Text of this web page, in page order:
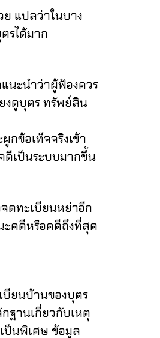
แปลว่าในบาง
รได้มาก
นะนำว่าผู้ฟ้องควร
งดูบุตร ทรัพย์สิน
ข้อเท็จจริงเข้า
ดีเป็นระบบมากขึ้น
ทะเบียนหย่าอีก
ะคดีหรือคดีถึงที่สุด
บียนบ้านของบุตร
ฐานเกี่ยวกับเหตุ
ป็นพิเศษ ข้อมูล